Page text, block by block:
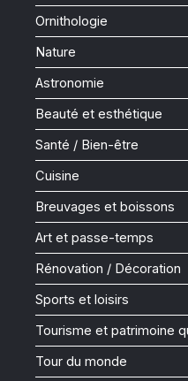
Ornithologie
Nature
Astronomie
Beauté et esthétique
Santé / Bien-être
Cuisine
Breuvages et boissons
Art et passe-temps
Rénovation / Décoration
Sports et loisirs
Tourisme et patrimoine
Tour du monde